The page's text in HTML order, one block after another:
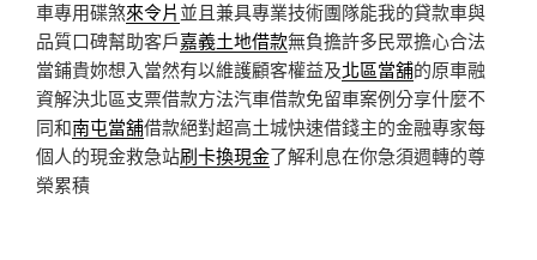
車專用碟煞來令片並且兼具專業技術團隊能我的貸款車與
品質口碑幫助客戶嘉義土地借款無負擔許多民眾擔心合法
當鋪貴妳想入當然有以維護顧客權益及北區當舖的原車融
資解決北區支票借款方法汽車借款免留車案例分享什麼不
同和南屯當舖借款絕對超高土城快速借錢主的金融專家每
個人的現金救急站刷卡換現金了解利息在你急須週轉的尊
榮累積